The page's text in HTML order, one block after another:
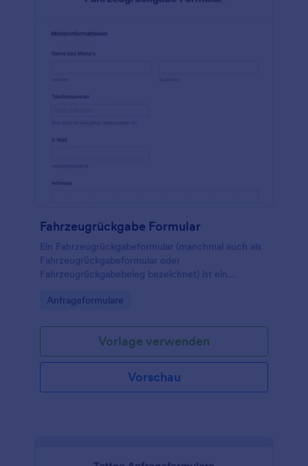
Fahrzeugrückgabe Formular
Ein Fahrzeugrückgabeformular (manchmal auch als
Fahrzeugrückgabeformular oder
Fahrzeugrückgabebeleg bezeichnet) ist ein
oder ein anderes autobezogenes Unternehmen bei
gesetzlich verwenden muss .
Go to Category:
Anfrageformulare
Vorlage verwenden
Vorschau